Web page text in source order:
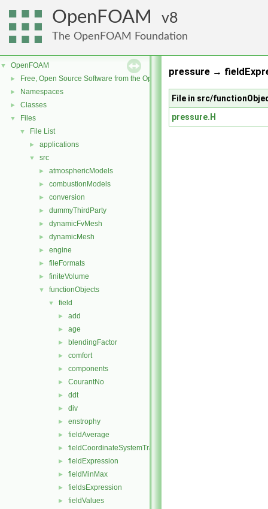
OpenFOAM 8
The OpenFOAM Foundation
▼ OpenFOAM
► Free, Open Source Software from the OpenFOAM Foundation
► Namespaces
► Classes
▼ Files
▼ File List
► applications
▼ src
► atmosphericModels
► combustionModels
► conversion
► dummyThirdParty
► dynamicFvMesh
► dynamicMesh
► engine
► fileFormats
► finiteVolume
▼ functionObjects
▼ field
► add
► age
► blendingFactor
► comfort
► components
► CourantNo
► ddt
► div
► enstrophy
► fieldAverage
► fieldCoordinateSystemTransform
► fieldExpression
► fieldMinMax
► fieldsExpression
► fieldValues
pressure →
File in src/
pressure.H